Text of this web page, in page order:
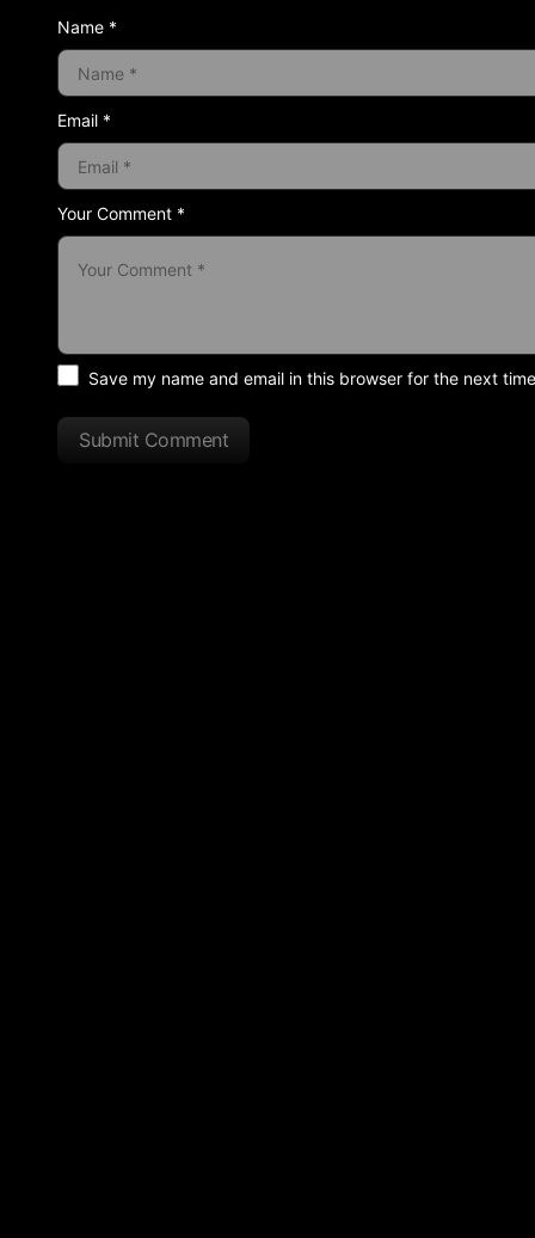
Your Comment *
Name *
Email *
Save my name and email in this browser for the next
Submit Comment